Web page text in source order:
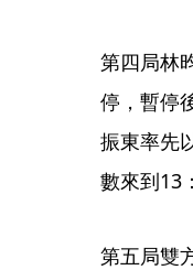
第四局林
停，暫停
振東率先
數來到13
第五局雙